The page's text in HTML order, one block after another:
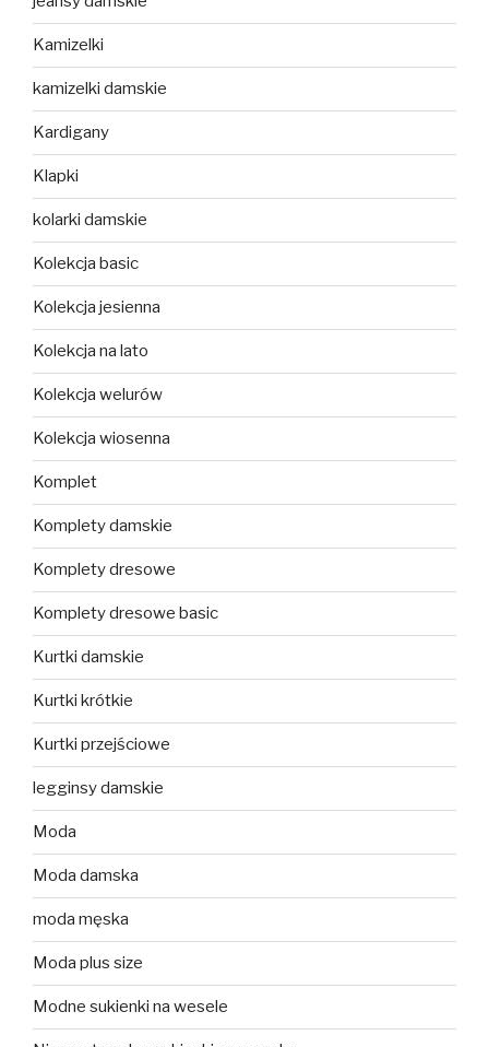
Kamizelki
kamizelki damskie
Kardigany
Klapki
kolarki damskie
Kolekcja basic
Kolekcja jesienna
Kolekcja na lato
Kolekcja welurów
Kolekcja wiosenna
Komplet
Komplety damskie
Komplety dresowe
Komplety dresowe basic
Kurtki damskie
Kurtki krótkie
Kurtki przejściowe
legginsy damskie
Moda
Moda damska
moda męska
Moda plus size
Modne sukienki na wesele